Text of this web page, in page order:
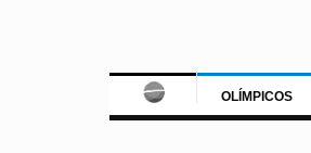
OLÍMPICOS